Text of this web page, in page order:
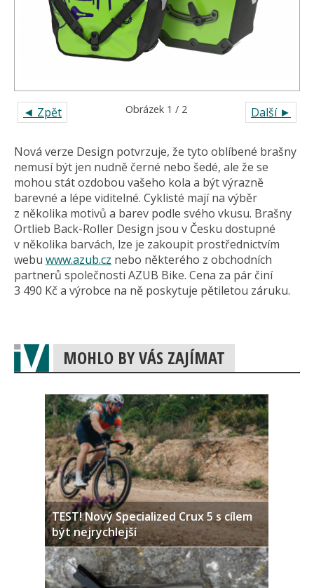
◄ Zpět Další ►
Obrázek 1 / 2
Nová verze Design potvrzuje, že tyto oblíbené brašny
nemusí být jen nudně černé nebo šedé, ale že se
mohou stát ozdobou vašeho kola a být výrazně
barevné a lépe viditelné. Cyklisté mají na výběr
z několika motivů a barev podle svého vkusu. Brašny
Ortlieb Back-Roller Design jsou v Česku dostupné
v několika barvách, lze je zakoupit prostřednictvím
webu www.azub.cz nebo některého z obchodních
partnerů společnosti AZUB Bike. Cena za pár činí
3 490 Kč a výrobce na ně poskytuje pětiletou záruku.
MOHLO BY VÁS ZAJÍMAT
TEST! Nový Specialized Crux 5 s cílem
být nejrychlejší